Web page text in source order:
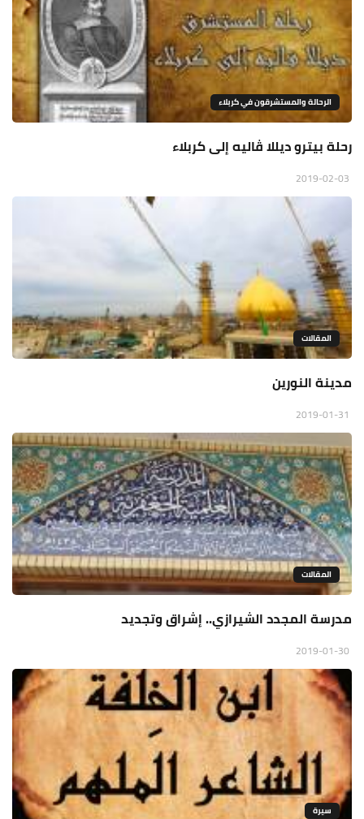
الرحالة والمستشرقون في كربلاء
رحلة بيترو ديللا ڤاليه إلى كربلاء
المقالات
مدينة النورين
المقالات
مدرسة المجدد الشيرازي.. إشراق وتجديد
سيرة